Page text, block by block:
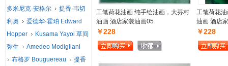
工笔荷花油画 纯手绘油画，大芬村
油画 酒店家装油画05
￥228
工笔荷花
油画 酒店
￥228
多米尼克·安格尔
提香·韦切
利奥
爱德华·霍珀 Edward
Hopper
Kusama Yayoi 草间
弥生
Amedeo Modigliani
布格罗 Bouguereau
提香